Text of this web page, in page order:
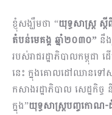
ខ្ញុំសង្ឃឹមថា “យុទ្ធសាស្ត្រ ស្
តំបន់មេគង្គ ឆ្នាំ២០៣០” នឹ
របស់រាជរដ្ឋាភិបាលកម្ពុជ
នេះ ក្នុងគោលដៅឈានទៅស
កសាងរដ្ឋាភិបាល សេដ្ឋកិ
ក្នុង”យុទ្ធសាស្ត្របញ្ចកោ